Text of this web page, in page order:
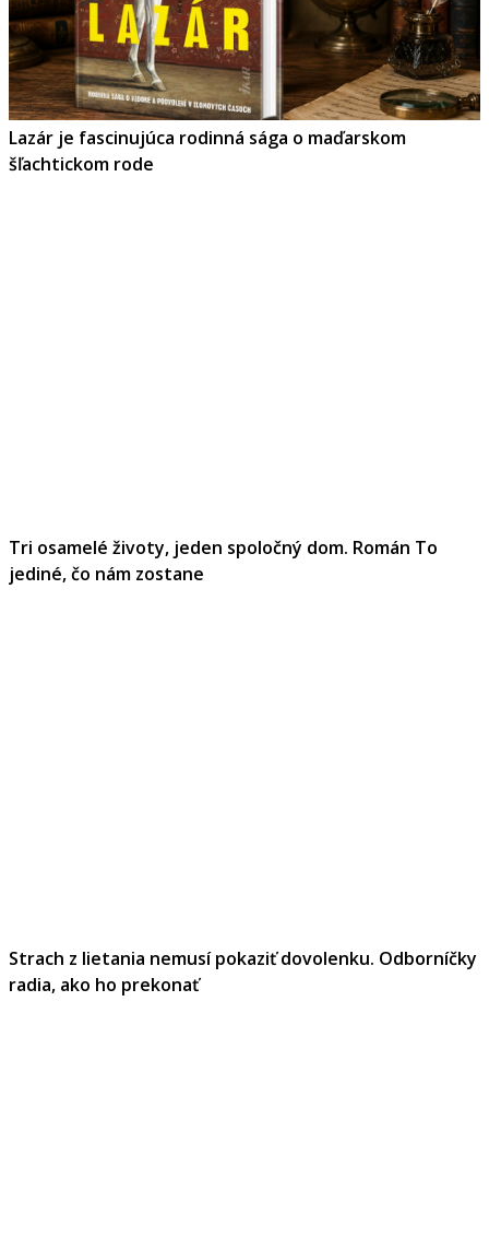
Lazár je fascinujúca rodinná sága o maďarskom
šľachtickom rode
Tri osamelé životy, jeden spoločný dom. Román To
jediné, čo nám zostane
Strach z lietania nemusí pokaziť dovolenku. Odborníčky
radia, ako ho prekonať